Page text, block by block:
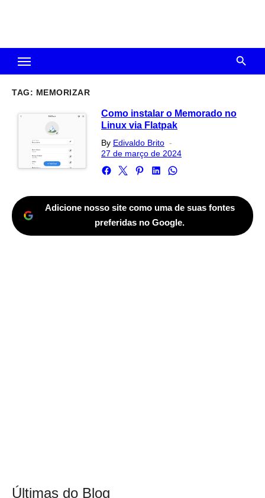
TAG: MEMORIZAR
Como instalar o Memorado no
Linux via Flatpak
By Edivaldo Brito
on
27 de março de 2024
Adicione nosso site como uma de suas fontes
preferidas no Google.
Últimas do Blog